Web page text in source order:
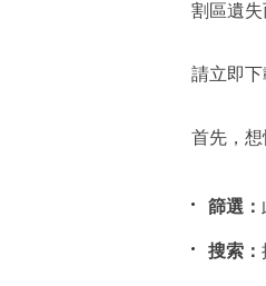
割區遺
請立即下
首先，想
篩選：
搜索：